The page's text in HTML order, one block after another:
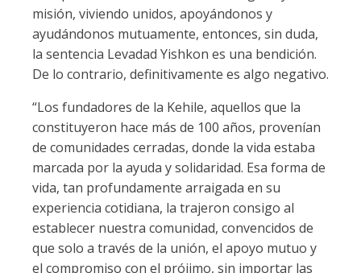
misión, viviendo unidos, apoyándonos y
ayudándonos mutuamente, entonces, sin duda,
la sentencia Levadad Yishkon es una bendición.
De lo contrario, definitivamente es algo negativo.
“Los fundadores de la Kehile, aquellos que la
constituyeron hace más de 100 años, provenían
de comunidades cerradas, donde la vida estaba
marcada por la ayuda y solidaridad. Esa forma de
vida, tan profundamente arraigada en su
experiencia cotidiana, la trajeron consigo al
establecer nuestra comunidad, convencidos de
que solo a través de la unión, el apoyo mutuo y
el compromiso con el prójimo, sin importar las